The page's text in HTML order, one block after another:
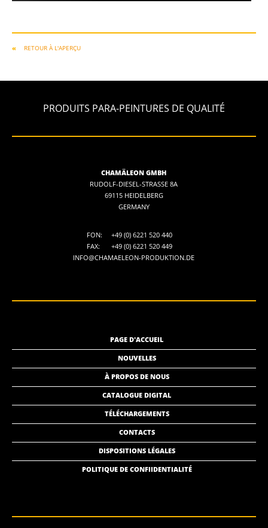
RETOUR À L'APERÇU
PRODUITS PARA-PEINTURES DE QUALITÉ
CHAMÄLEON GMBH
RUDOLF-DIESEL-STRASSE 8A
69115 HEIDELBERG
GERMANY
FON:
+49 (0) 6221 520 440
FAX:
+49 (0) 6221 520 449
INFO@CHAMAELEON-PRODUKTION.DE
PAGE D'ACCUEIL
NOUVELLES
À PROPOS DE NOUS
CATALOGUE DIGITAL
TÉLÉCHARGEMENTS
CONTACTS
DISPOSITIONS LÉGALES
POLITIQUE DE CONFIIDENTIALITÉ